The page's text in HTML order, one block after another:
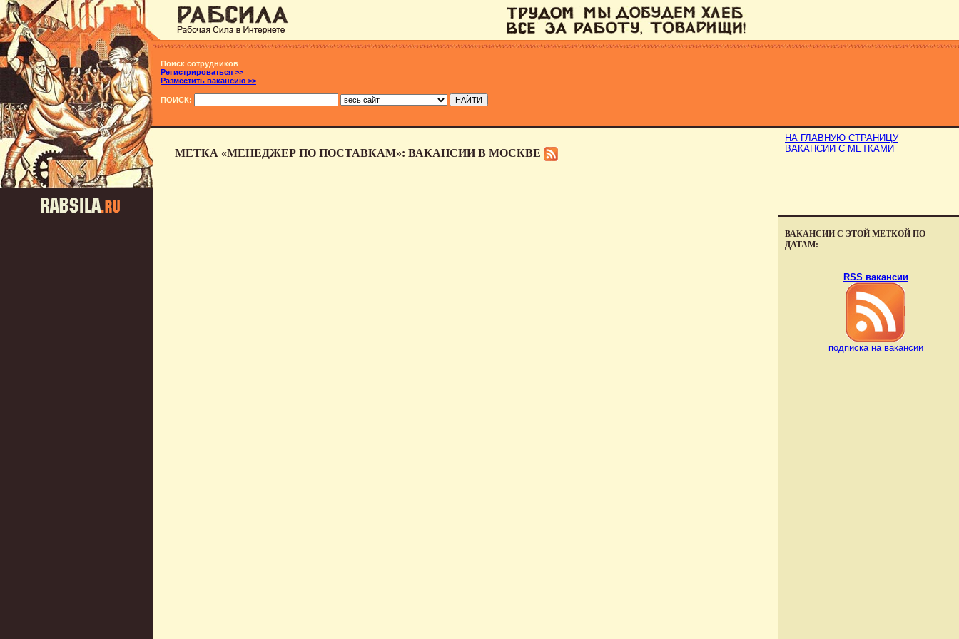
Поиск сотрудников
Регистрироваться >>
Разместить вакансию >>
ПОИСК:
МЕТКА «МЕНЕДЖЕР ПО ПОСТАВКАМ»: ВАКАНСИИ В МОСКВЕ
НА ГЛАВНУЮ СТРАНИЦУ
ВАКАНСИИ С МЕТКАМИ
ВАКАНСИИ С ЭТОЙ МЕТКОЙ ПО
ДАТАМ:
RSS вакансии
подписка на вакансии